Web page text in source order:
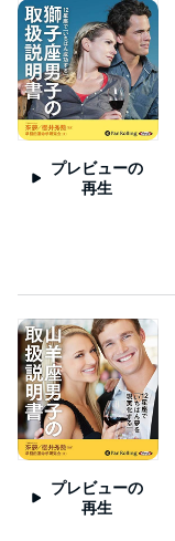
プレビューの
再生
プレビューの
再生